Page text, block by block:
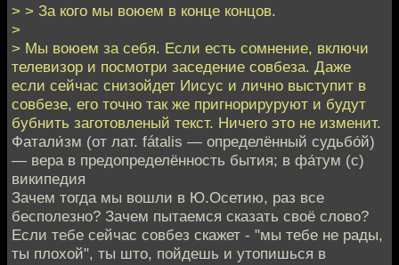
> > За кого мы воюем в конце концов.
>
> Мы воюем за себя. Если есть сомнение, включи
телевизор и посмотри заседение совбеза. Даже
если сейчас снизойдет Иисус и лично выступит в
совбезе, его точно так же пригнорируруют и будут
бубнить заготовленый текст. Ничего это не изменит.
Фатали́зм (от лат. fátalis — определённый судьбо́й)
— вера в предопределённость бытия; в фа́тум (с)
википедия
Зачем тогда мы вошли в Ю.Осетию, раз все
бесполезно? Зачем пытаемся сказать своё слово?
Если тебе сейчас совбез скажет - "мы тебе не рады,
ты плохой", ты што, пойдешь и утопишься в